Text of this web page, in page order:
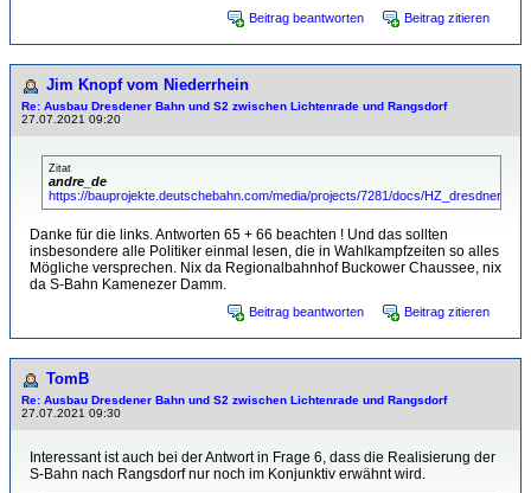
Beitrag beantworten Beitrag zitieren
Jim Knopf vom Niederrhein
Re: Ausbau Dresdener Bahn und S2 zwischen Lichtenrade und Rangsdorf
27.07.2021 09:20
Zitat
andre_de
https://bauprojekte.deutschebahn.com/media/projects/7281/docs/
Danke für die links. Antworten 65 + 66 beachten ! Und das sollten
insbesondere alle Politiker einmal lesen, die in Wahlkampfzeiten so alles
Mögliche versprechen. Nix da Regionalbahnhof Buckower Chaussee, nix
da S-Bahn Kamenezer Damm.
Beitrag beantworten Beitrag zitieren
TomB
Re: Ausbau Dresdener Bahn und S2 zwischen Lichtenrade und Rangsdorf
27.07.2021 09:30
Interessant ist auch bei der Antwort in Frage 6, dass die Realisierung der
S-Bahn nach Rangsdorf nur noch im Konjunktiv erwähnt wird.